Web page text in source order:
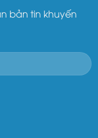
bản tin khuyến